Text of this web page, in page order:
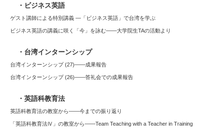
・ビジネス英語
ゲスト講師による特別講義 ―「ビジネス英語」で台湾を学ぶ
ビジネス英語の講義に咲く「今」を詠む――大学院生TAの活動より
・台湾インターンシップ
台湾インターンシップ (27)——成果報告
台湾インターンシップ (26)――答礼会での成果報告
・英語科教育法
英語科教育法の教室から——今までの振り返り
「英語科教育法Ⅳ」の教室から――Team Teaching with a Teacher in Training